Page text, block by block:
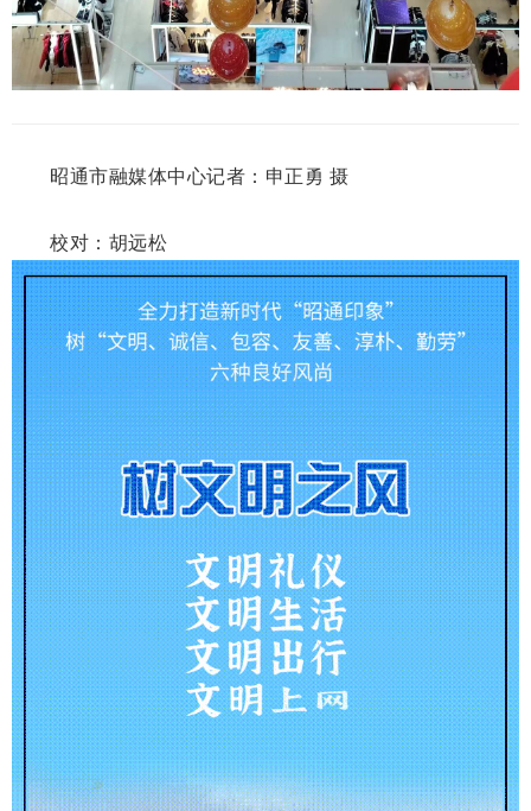
昭通市融媒体中心记者： 申正勇 摄
校对：胡远松